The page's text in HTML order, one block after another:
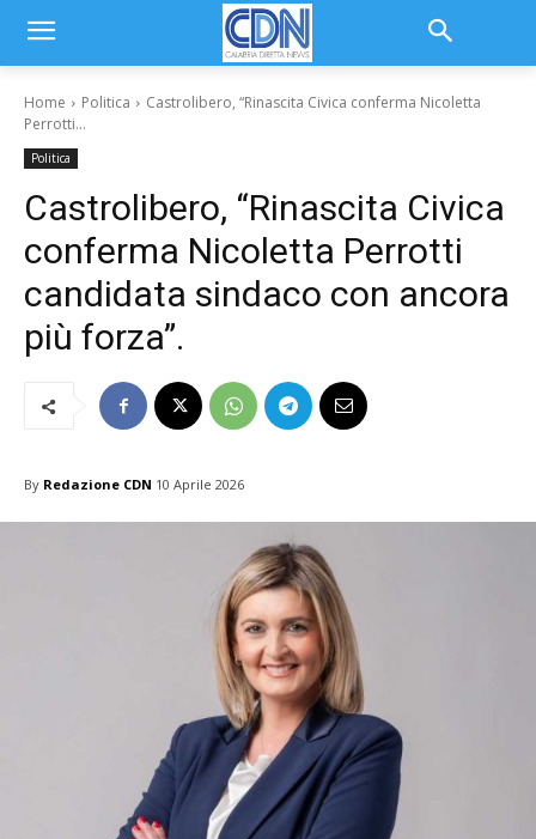
Home Politica
Castrolibero, “Rinascita Civica conferma Nicoletta
Perrotti...
Politica
Castrolibero, “Rinascita Civica
conferma Nicoletta Perrotti
candidata sindaco con ancora
più forza”.
By Redazione CDN 10 Aprile 2026